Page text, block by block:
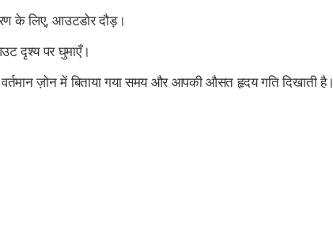
के लिए, आउटडोर दौड़।
दृश्य पर घुमाएँ।
ज़ोन में बिताया गया समय और आपकी औसत हृदय गति दिखाती है।